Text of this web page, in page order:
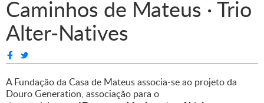
Caminhos de Mateus · Trio
Alter-Natives
A Fundação da Casa de Mateus associa-se ao projeto da
Douro Generation, associação para o